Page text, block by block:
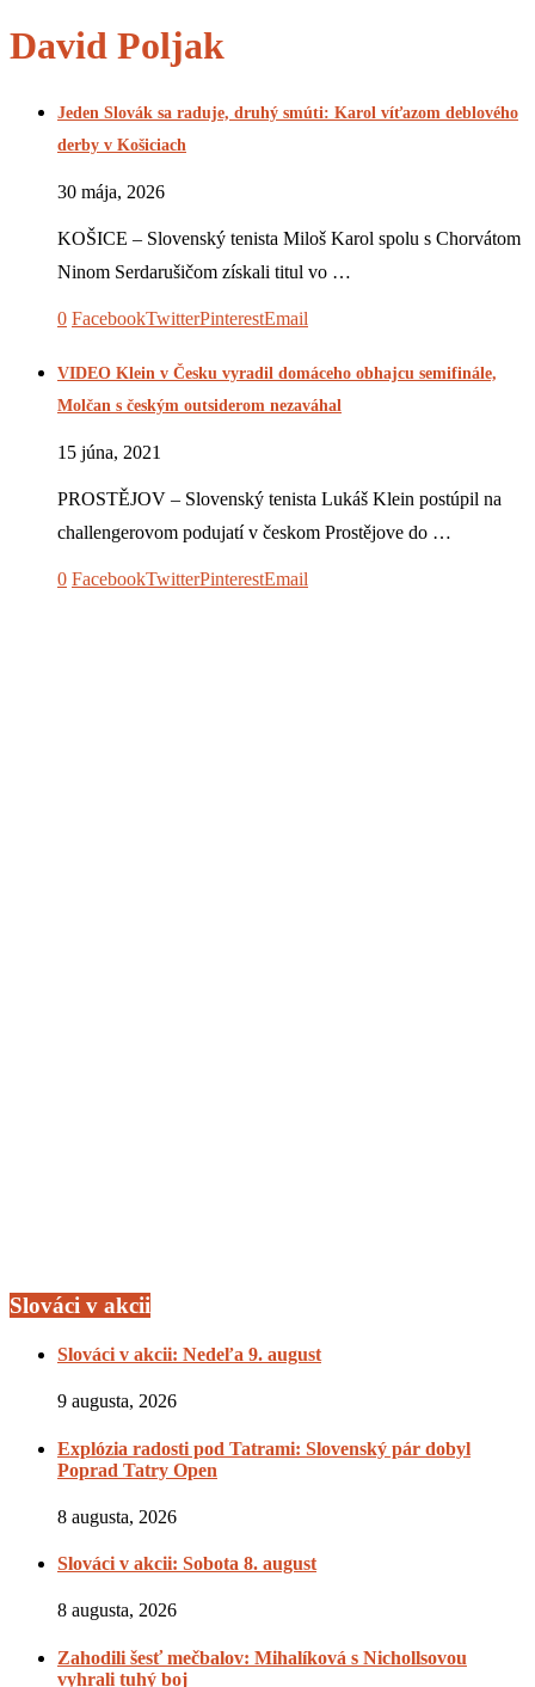
David Poljak
Jeden Slovák sa raduje, druhý smúti: Karol víťazom deblového
derby v Košiciach
30 mája, 2026
KOŠICE – Slovenský tenista Miloš Karol spolu s Chorvátom
Ninom Serdarušičom získali titul vo …
0 FacebookTwitterPinterestEmail
VIDEO Klein v Česku vyradil domáceho obhajcu semifinále,
Molčan s českým outsiderom nezaváhal
15 júna, 2021
PROSTĚJOV – Slovenský tenista Lukáš Klein postúpil na
challengerovom podujatí v českom Prostějove do …
0 FacebookTwitterPinterestEmail
Slováci v akcii
Slováci v akcii: Nedeľa 9. august
9 augusta, 2026
Explózia radosti pod Tatrami: Slovenský pár dobyl
Poprad Tatry Open
8 augusta, 2026
Slováci v akcii: Sobota 8. august
8 augusta, 2026
Zahodili šesť mečbalov: Mihalíková s Nichollsovou
vyhrali tuhý boj